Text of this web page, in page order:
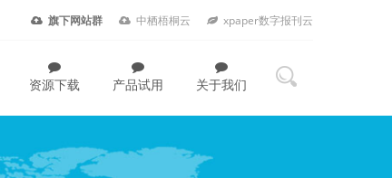
旗下网站群 中栖梧桐云 xpaper数字报刊云
资源下载 产品试用 关于我们